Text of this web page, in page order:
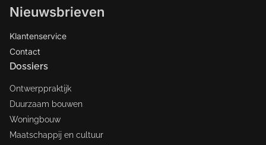
Nieuwsbrieven
Klantenservice
Contact
Dossiers
Ontwerppraktijk
Duurzaam bouwen
Woningbouw
Maatschappij en cultuur